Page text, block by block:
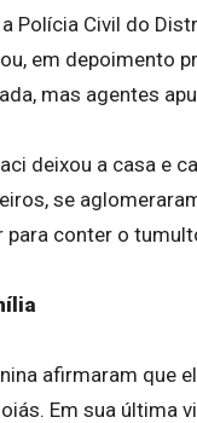
Polícia Civil do
em depoimento
mas agentes
deixou a casa e
se
para conter o
afirmaram que
Em sua última